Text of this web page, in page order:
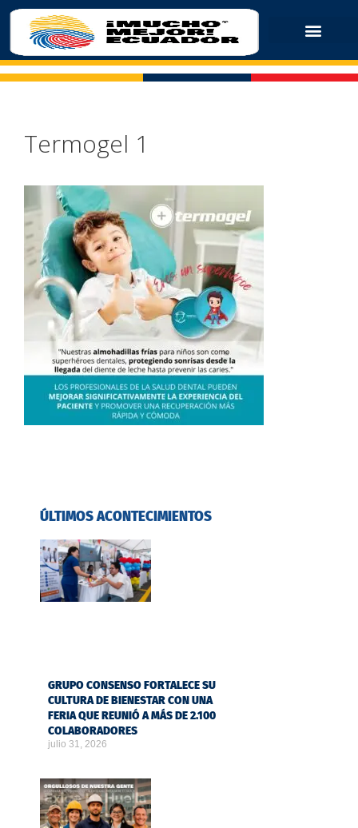
Termogel 1
ÚLTIMOS ACONTECIMIENTOS
GRUPO CONSENSO FORTALECE SU
CULTURA DE BIENESTAR CON UNA
FERIA QUE REUNIÓ A MÁS DE 2.100
COLABORADORES
julio 31, 2026